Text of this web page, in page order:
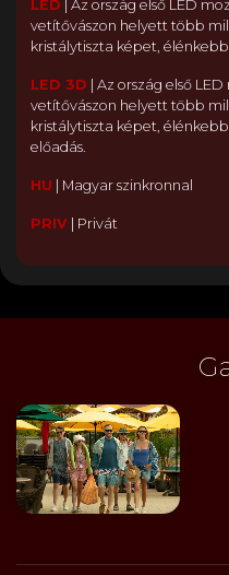
LED
Az ország első LED
vetítővászon helyett több
kristálytiszta képet,
LED 3D
Az ország első
vetítővászon helyett több
kristálytiszta képet,
előadás.
HU Magyar szinkronnal
PRIV| Privát